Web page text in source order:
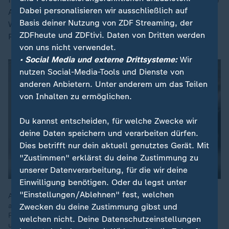
Absage. Gleichzeitig hat die Partei in ihrem eigenen
Wahlprogramm allerdings ein Rentenniveau von 70
Prozent des letzten Nettoeinkommens angepeilt.
AfD-Fraktionschefin Weidel bezeichnet die Bundesregierung
als Koalition "im Endstadium". Sie stellt einen Zwölf-Punkte-
Plan vor, der unter anderem die Rückkehr zu russischem Gas
und Öl vorsieht.
Dabei personalisieren wir ausschließlich auf
Basis deiner Nutzung von ZDF Streaming, der
ZDFheute und ZDFtivi. Daten von Dritten werden
von uns nicht verwendet.
• Social Media und externe Drittsysteme:Wir
nutzen Social-Media-Tools und Dienste von
anderen Anbietern. Unter anderem um das Teilen
von Inhalten zu ermöglichen.
Du kannst entscheiden, für welche Zwecke wir
deine Daten speichern und verarbeiten dürfen.
Dies betrifft nur dein aktuell genutztes Gerät. Mit
"Zustimmen" erklärst du deine Zustimmung zu
unserer Datenverarbeitung, für die wir deine
Einwilligung benötigen. Oder du legst unter
"Einstellungen/Ablehnen" fest, welchen
Zwecken du deine Zustimmung gibst und
welchen nicht. Deine Datenschutzeinstellungen